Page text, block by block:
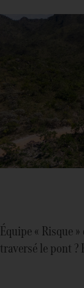
Équipe « Risque
traversé le pont ?